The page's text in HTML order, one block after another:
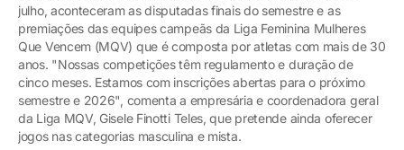
julho, aconteceram as disputadas finais do semestre e as
premiações das equipes campeãs da Liga Feminina Mulheres
Que Vencem (MQV) que é composta por atletas com mais de 30
anos. "Nossas competições têm regulamento e duração de
cinco meses. Estamos com inscrições abertas para o próximo
semestre e 2026", comenta a empresária e coordenadora geral
da Liga MQV, Gisele Finotti Teles, que pretende ainda oferecer
jogos nas categorias masculina e mista.